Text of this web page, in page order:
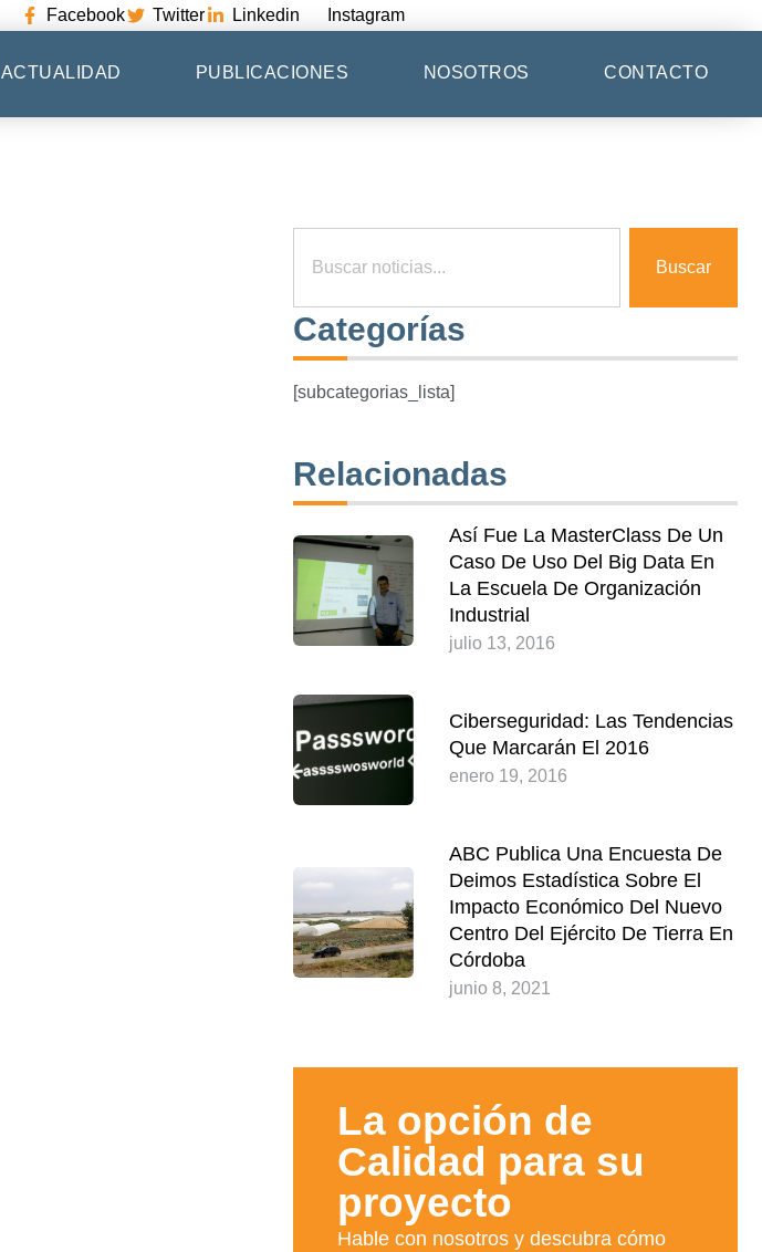
Facebook Twitter Linkedin Instagram
ACTUALIDAD PUBLICACIONES NOSOTROS CONTACTO
Buscar
Categorías
[subcategorias_lista]
Relacionadas
Así Fue La MasterClass De Un
Caso De Uso Del Big Data En
La Escuela De Organización
Industrial
julio 13, 2016
Ciberseguridad: Las Tendencias
Que Marcarán El 2016
enero 19, 2016
ABC Publica Una Encuesta De
Deimos Estadística Sobre El
Impacto Económico Del Nuevo
Centro Del Ejército De Tierra En
Córdoba
junio 8, 2021
La opción de
Calidad para su
proyecto​
Hable con nosotros y descubra cómo